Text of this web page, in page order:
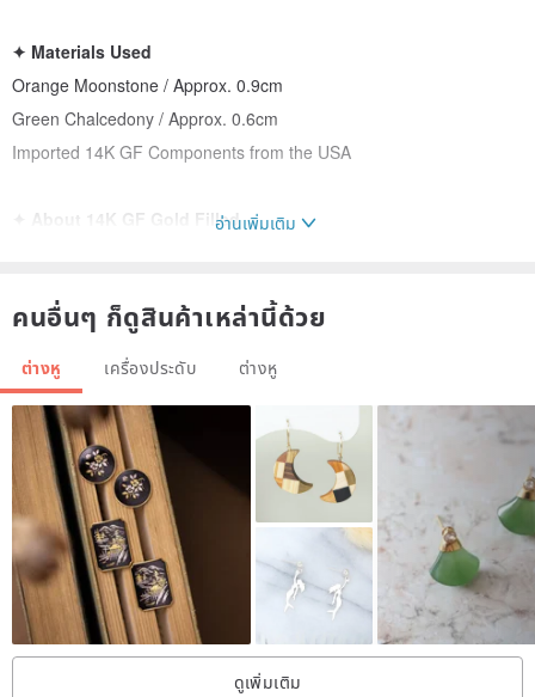
✦ Materials Used
Orange Moonstone / Approx. 0.9cm
Green Chalcedony / Approx. 0.6cm
Imported 14K GF Components from the USA
✦ About 14K GF Gold Filled
(abbreviated as 14K GF), also known as "注金" (zhù jīn - gold
injection) or "包金" (bāo jīn - gold plating).
⟡ Craftsmanship: Through high-temperature and high-pressure
techniques, 14K solid gold is tightly bonded to a base of pure brass.
The gold content is significantly higher than typical gold plating,
offering greater hardness and wear resistance.
┈┈┈
⟡ Aesthetic: It possesses the subtle golden hue characteristic of
solid gold, exuding a gentle, elegant, and sophisticated understated
quality.
อ่านเพิ่มเติม
คนอื่นๆ ก็ดูสินค้าเหล่านี้ด้วย
ต่างหู เครื่องประดับ ต่างหู
ดูเพิ่มเติม